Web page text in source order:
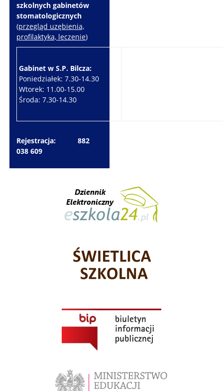
szkolnych gabinetów
stomatologicznych
(przegląd uzębienia,
profilaktyka, leczenie)
Gabinet w S.P. Bilcza:
Poniedziałek: 7.30-14.30
Wtorek: 11.00-15.00
Środa: 7.30-14.30
Rejestracja: 882
038 609